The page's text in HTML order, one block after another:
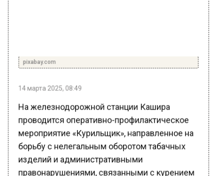
проводится оперативно-профилактическое
мероприятие «Курильщик», направленное на
борьбу с нелегальным оборотом табачных
изделий и административными